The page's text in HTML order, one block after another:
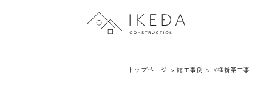
トップページ
会社案内
トップページ >施工事例 > K様新築工事